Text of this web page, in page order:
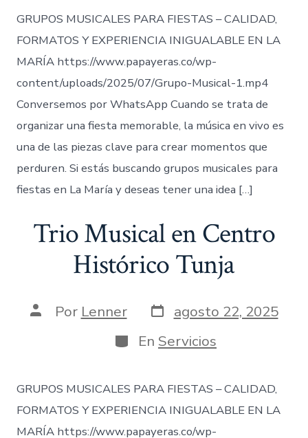
GRUPOS MUSICALES PARA FIESTAS – CALIDAD,
FORMATOS Y EXPERIENCIA INIGUALABLE EN LA
MARÍA https://www.papayeras.co/wp-
content/uploads/2025/07/Grupo-Musical-1.mp4
Conversemos por WhatsApp Cuando se trata de
organizar una fiesta memorable, la música en vivo es
una de las piezas clave para crear momentos que
perduren. Si estás buscando grupos musicales para
fiestas en La María y deseas tener una idea […]
Trio Musical en Centro
Histórico Tunja
AutorPor Lenner Fecha
de
publicación
agosto 22, 2025
Categorías
En Servicios
GRUPOS MUSICALES PARA FIESTAS – CALIDAD,
FORMATOS Y EXPERIENCIA INIGUALABLE EN LA
MARÍA https://www.papayeras.co/wp-